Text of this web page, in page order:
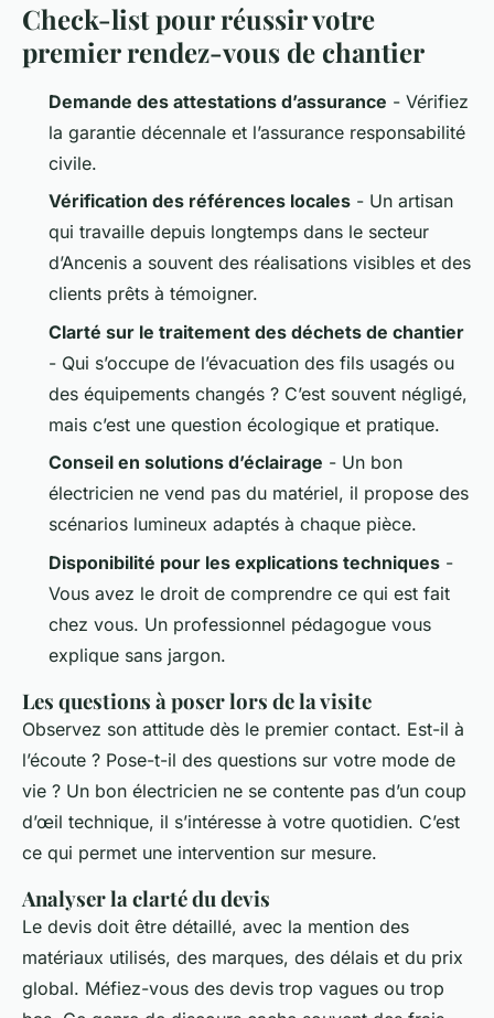
Check-list pour réussir votre
premier rendez-vous de chantier
Demande des attestations d’assurance - Vérifiez
la garantie décennale et l’assurance responsabilité
civile.
Vérification des références locales - Un artisan
qui travaille depuis longtemps dans le secteur
d’Ancenis a souvent des réalisations visibles et des
clients prêts à témoigner.
Clarté sur le traitement des déchets de chantier
- Qui s’occupe de l’évacuation des fils usagés ou
des équipements changés ? C’est souvent négligé,
mais c’est une question écologique et pratique.
Conseil en solutions d’éclairage - Un bon
électricien ne vend pas du matériel, il propose des
scénarios lumineux adaptés à chaque pièce.
Disponibilité pour les explications techniques -
Vous avez le droit de comprendre ce qui est fait
chez vous. Un professionnel pédagogue vous
explique sans jargon.
Les questions à poser lors de la visite
Observez son attitude dès le premier contact. Est-il à
l’écoute ? Pose-t-il des questions sur votre mode de
vie ? Un bon électricien ne se contente pas d’un coup
d’œil technique, il s’intéresse à votre quotidien. C’est
ce qui permet une intervention sur mesure.
Analyser la clarté du devis
Le devis doit être détaillé, avec la mention des
matériaux utilisés, des marques, des délais et du prix
global. Méfiez-vous des devis trop vagues ou trop